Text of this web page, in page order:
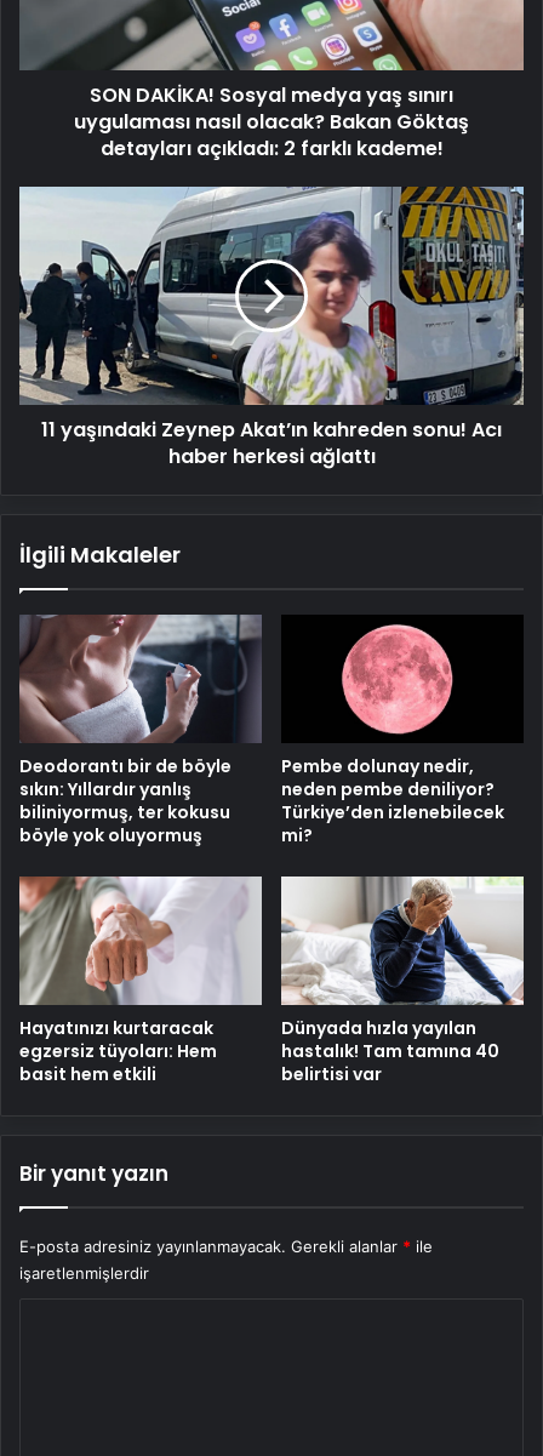
olacak?
kademe!
SON DAKİKA! Sosyal medya yaş sınırı
uygulaması nasıl olacak? Bakan Göktaş
detayları açıkladı: 2 farklı kademe!
Akat’ın
kahreden
sonu!
Acı
haber
herkesi
ağlattı
11 yaşındaki Zeynep Akat’ın kahreden sonu! Acı
haber herkesi ağlattı
İlgili Makaleler
Deodorantı bir de böyle
sıkın: Yıllardır yanlış
biliniyormuş, ter kokusu
böyle yok oluyormuş
Pembe dolunay nedir,
neden pembe deniliyor?
Türkiye’den izlenebilecek
mi?
Hayatınızı kurtaracak
egzersiz tüyoları: Hem
basit hem etkili
Dünyada hızla yayılan
hastalık! Tam tamına 40
belirtisi var
Bir yanıt yazın
E-posta adresiniz yayınlanmayacak. Gerekli alanlar * ile
işaretlenmişlerdir